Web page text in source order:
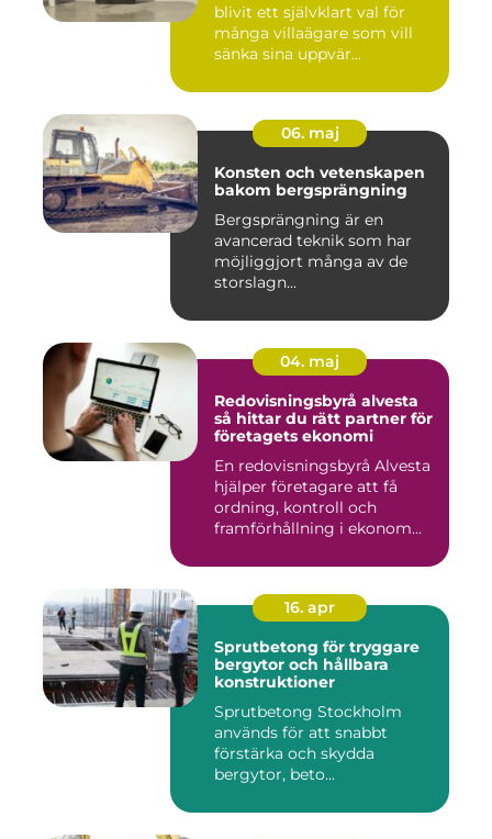
blivit ett självklart val för
många villaägare som vill
sänka sina uppvär...
06. maj
Konsten och vetenskapen
bakom bergsprängning
Bergsprängning är en
avancerad teknik som har
möjliggjort många av de
storslagn...
04. maj
Redovisningsbyrå alvesta
så hittar du rätt partner för
företagets ekonomi
En redovisningsbyrå Alvesta
hjälper företagare att få
ordning, kontroll och
framförhållning i ekonom...
16. apr
Sprutbetong för tryggare
bergytor och hållbara
konstruktioner
Sprutbetong Stockholm
används för att snabbt
förstärka och skydda
bergytor, beto...